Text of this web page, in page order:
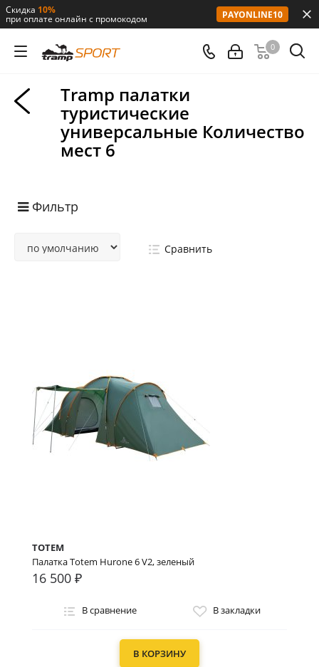
Скидка 10%
при оплате онлайн с промокодом PAYONLINE10
0
Tramp палатки
туристические
универсальные Количество
мест 6
Фильтр
Сравнить
TOTEM
Палатка Totem Hurone 6 V2, зеленый
16 500 ₽
В сравнение В закладки
В КОРЗИНУ